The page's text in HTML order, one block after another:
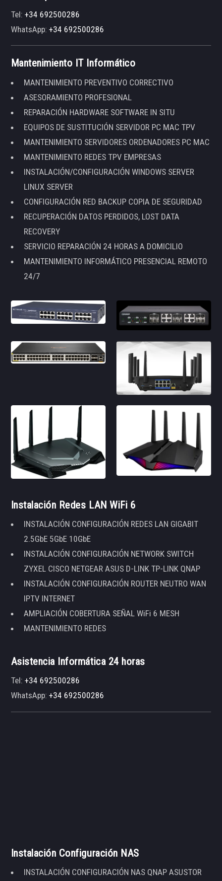
Tel:+34 692500286
WhatsApp:+34 692500286
Mantenimiento IT Informático
MANTENIMIENTO PREVENTIVO CORRECTIVO
ASESORAMIENTO PROFESIONAL
REPARACIÓN HARDWARE SOFTWARE IN SITU
EQUIPOS DE SUSTITUCIÓN SERVIDOR PC MAC TPV
MANTENIMIENTO SERVIDORES ORDENADORES PC MAC
MANTENIMIENTO REDES TPV EMPRESAS
INSTALACIÓN/CONFIGURACIÓN WINDOWS SERVER
LINUX SERVER
CONFIGURACIÓN RED BACKUP COPIA DE SEGURIDAD
RECUPERACIÓN DATOS PERDIDOS, LOST DATA
RECOVERY
SERVICIO REPARACIÓN 24 HORAS A DOMICILIO
MANTENIMIENTO INFORMÁTICO PRESENCIAL REMOTO
24/7
Instalación Redes LAN WiFi 6
INSTALACIÓN CONFIGURACIÓN REDES LAN GIGABIT
2.5GbE 5GbE 10GbE
INSTALACIÓN CONFIGURACIÓN NETWORK SWITCH
ZYXEL CISCO NETGEAR ASUS D-LINK TP-LINK QNAP
INSTALACIÓN CONFIGURACIÓN ROUTER NEUTRO WAN
IPTV INTERNET
AMPLIACIÓN COBERTURA SEÑAL WiFi 6 MESH
MANTENIMIENTO REDES
Asistencia Informática 24 horas
Tel:+34 692500286
WhatsApp:+34 692500286
Instalación Configuración NAS
INSTALACIÓN CONFIGURACIÓN NAS QNAP ASUSTOR